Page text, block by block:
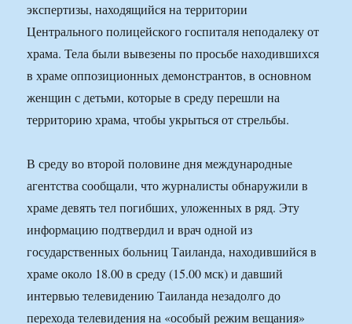
экспертизы, находящийся на территории
Центрального полицейского госпиталя неподалеку от
храма. Тела были вывезены по просьбе находившихся
в храме оппозиционных демонстрантов, в основном
женщин с детьми, которые в среду перешли на
территорию храма, чтобы укрыться от стрельбы.
В среду во второй половине дня международные
агентства сообщали, что журналисты обнаружили в
храме девять тел погибших, уложенных в ряд. Эту
информацию подтвердил и врач одной из
государственных больниц Таиланда, находившийся в
храме около 18.00 в среду (15.00 мск) и давший
интервью телевидению Таиланда незадолго до
перехода телевидения на «особый режим вещания»